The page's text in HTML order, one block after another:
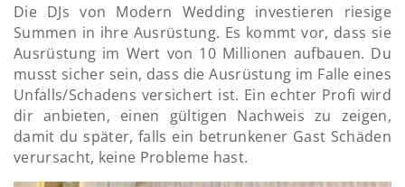
Die DJs von Modern Wedding investieren riesige
Summen in ihre Ausrüstung. Es kommt vor, dass sie
Ausrüstung im Wert von 10 Millionen aufbauen. Du
musst sicher sein, dass die Ausrüstung im Falle eines
Unfalls/Schadens versichert ist. Ein echter Profi wird
dir anbieten, einen gültigen Nachweis zu zeigen,
damit du später, falls ein betrunkener Gast Schäden
verursacht, keine Probleme hast.